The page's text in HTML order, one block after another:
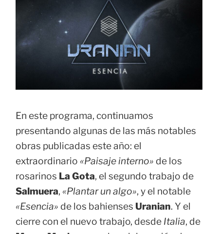
En este programa, continuamos
presentando algunas de las más notables
obras publicadas este año: el
extraordinario «Paisaje interno» de los
rosarinos La Gota, el segundo trabajo de
Salmuera, «Plantar un algo», y el notable
«Esencia» de los bahienses Uranian. Y el
cierre con el nuevo trabajo, desde Italia, de